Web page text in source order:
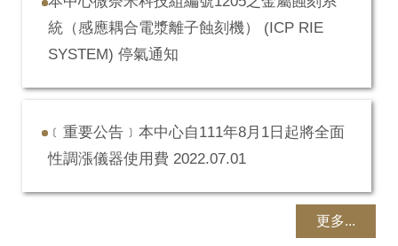
統（感應耦合電漿離子蝕刻機） (ICP RIE
SYSTEM) 停氣通知
﹝重要公告﹞本中心自111年8月1日起將全面
性調漲儀器使用費 2022.07.01
更多...